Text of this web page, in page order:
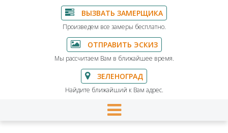
ВЫЗВАТЬ ЗАМЕРЩИКА
Произведем все замеры бесплатно.
ОТПРАВИТЬ ЭСКИЗ
Мы рассчитаем Вам в ближайшее время.
ЗЕЛЕНОГРАД
Найдите ближайший к Вам адрес.